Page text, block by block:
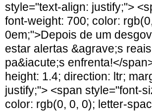
style="text-align: justify;">
font-weight: 700; color:
0em;">Depois de um
estar alertas &agrave;s
pa&iacute;s enfrenta!</
height: 1.4; direction: ltr;
justify;"> <span style="font-
color: rgb(0, 0, 0); letter-